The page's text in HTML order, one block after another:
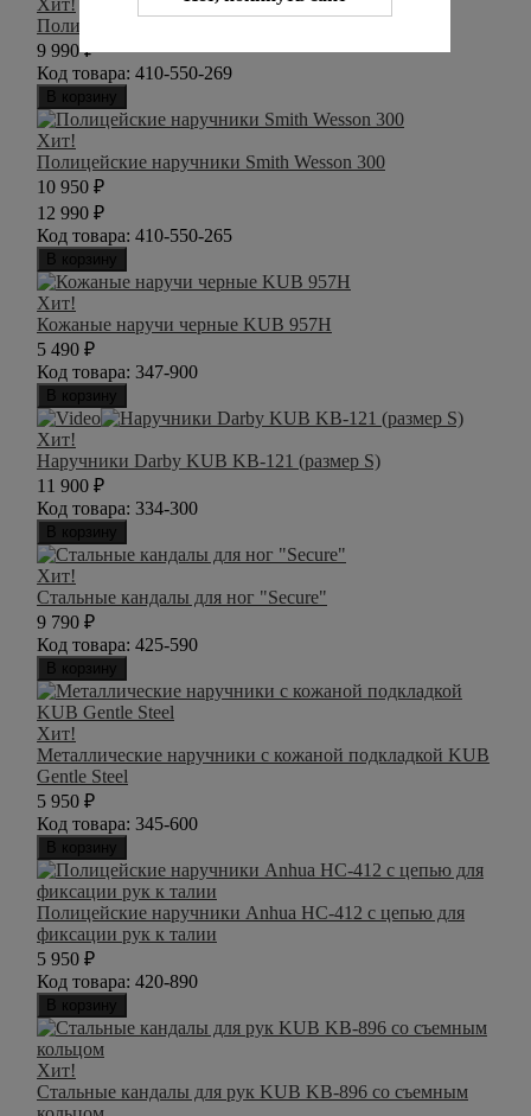
Хит!
Полицейские наручники Peerless 700
9 990₽
Код товара: 410-550-269
В корзину
Хит!
Полицейские наручники Smith Wesson 300
10 950 ₽
12 990 ₽
Код товара: 410-550-265
В корзину
Хит!
Кожаные наручи черные KUB 957H
5 490 ₽
Код товара: 347-900
В корзину
Хит!
Наручники Darby KUB KB-121 (размер S)
11 900 ₽
Код товара: 334-300
В корзину
Хит!
Стальные кандалы для ног "Secure"
9 790 ₽
Код товара: 425-590
В корзину
Хит!
Металлические наручники с кожаной подкладкой KUB
Gentle Steel
5 950 ₽
Код товара: 345-600
В корзину
Полицейские наручники Anhua HC-412 с цепью для
фиксации рук к талии
5 950 ₽
Код товара: 420-890
В корзину
Хит!
Стальные кандалы для рук KUB KB-896 со съемным